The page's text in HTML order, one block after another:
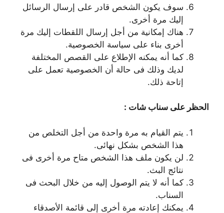
سوف يكون الشخص قادر على إرسال الرسائل
إليك مرة أخرى.
هناك إمكانية من أجل إرسال اللقطات إليك مرة
أخرى بناء على سياسة الخصوصية.
كما أنه يمكنه الإطلاع على القصص المختلفة
لديك وذلك فى حالة أن الخصوصية تعمل على
إتاحة ذلك.
الحظر على سناب شات :
يتم القيام به مرة واحدة من أجل التخلص من
هذا الشخص بشكل نهائى.
لن يكون ملف هذا الشخص متاح مرة أخرى فى
نتائج البث.
كما أنه لا يتم الوصول إليه من خلال البحث فى
السناب.
يمكنك إعادته مرة أخرى إلى قائمة الأصدقاء